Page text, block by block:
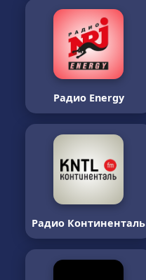
Радио Energy
Радио Континенталь